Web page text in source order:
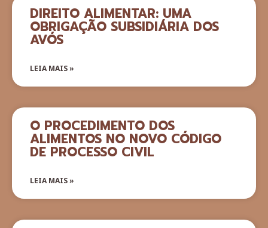
DIREITO ALIMENTAR: UMA
OBRIGAÇÃO SUBSIDIÁRIA DOS
AVÓS
LEIA MAIS »
O PROCEDIMENTO DOS
ALIMENTOS NO NOVO CÓDIGO
DE PROCESSO CIVIL
LEIA MAIS »